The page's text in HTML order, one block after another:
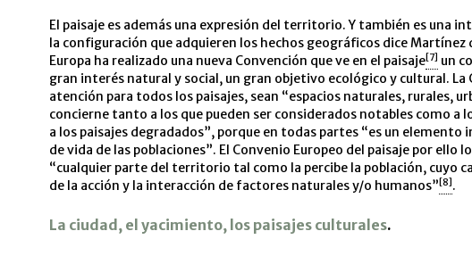
El paisaje es además una expresión del territorio. Y también es una
la configuración que adquieren los hechos geográficos dice Martínez
Europa ha realizado una nueva Convención que ve en el paisaje[7] un
gran interés natural y social, un gran objetivo ecológico y cultural. La
atención para todos los paisajes, sean “espacios naturales, rurales,
concierne tanto a los que pueden ser considerados notables como a
a los paisajes degradados”, porque en todas partes “es un elemento
de vida de las poblaciones”. El Convenio Europeo del paisaje por ello
“cualquier parte del territorio tal como la percibe la población, cuyo
de la acción y la interacción de factores naturales y/o humanos”[8].
La ciudad, el yacimiento, los paisajes culturales.